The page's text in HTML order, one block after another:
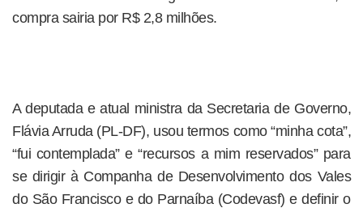
compra sairia por R$ 2,8 milhões.
A deputada e atual ministra da Secretaria de Governo,
Flávia Arruda (PL-DF), usou termos como “minha cota”,
“fui contemplada” e “recursos a mim reservados” para
se dirigir à Companha de Desenvolvimento dos Vales
do São Francisco e do Parnaíba (Codevasf) e definir o